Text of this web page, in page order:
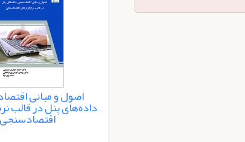
اصول و مبانی
داده‌های پنل در قالب
اقتصادسنجی